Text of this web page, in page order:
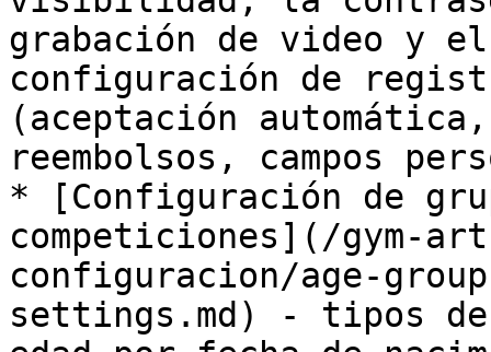
grabación de video y
configuración de
(aceptación
reembolsos, campos
* [Configuración de
competiciones](/gym-
configuracion/age-
settings.md) - tipos de